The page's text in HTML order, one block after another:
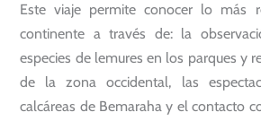
Este viaje permite conocer lo más
continente a través de: la
especies de lemures en los parques y
de la zona occidental, las
calcáreas de Bemaraha y el contacto